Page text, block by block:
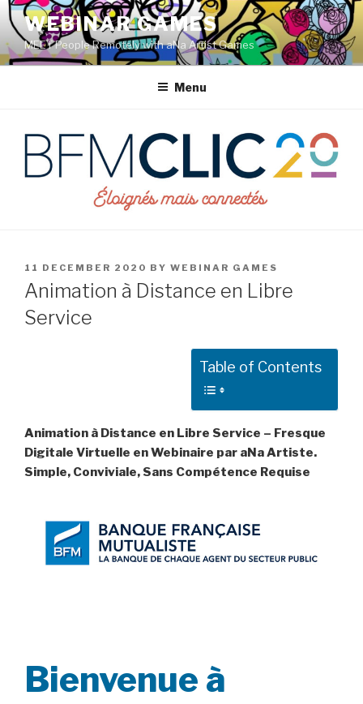
Skip
to
content
WEBINAR GAMES
MEET People Remotely with aNa Artist Games
Menu
POSTED
ON
11 DECEMBER 2020 BY WEBINAR GAMES
Animation à Distance en Libre
Service
Table of Contents
Animation à Distance en Libre Service – Fresque
Digitale Virtuelle en Webinaire par aNa Artiste.
Simple, Conviviale, Sans Compétence Requise
Bienvenue à